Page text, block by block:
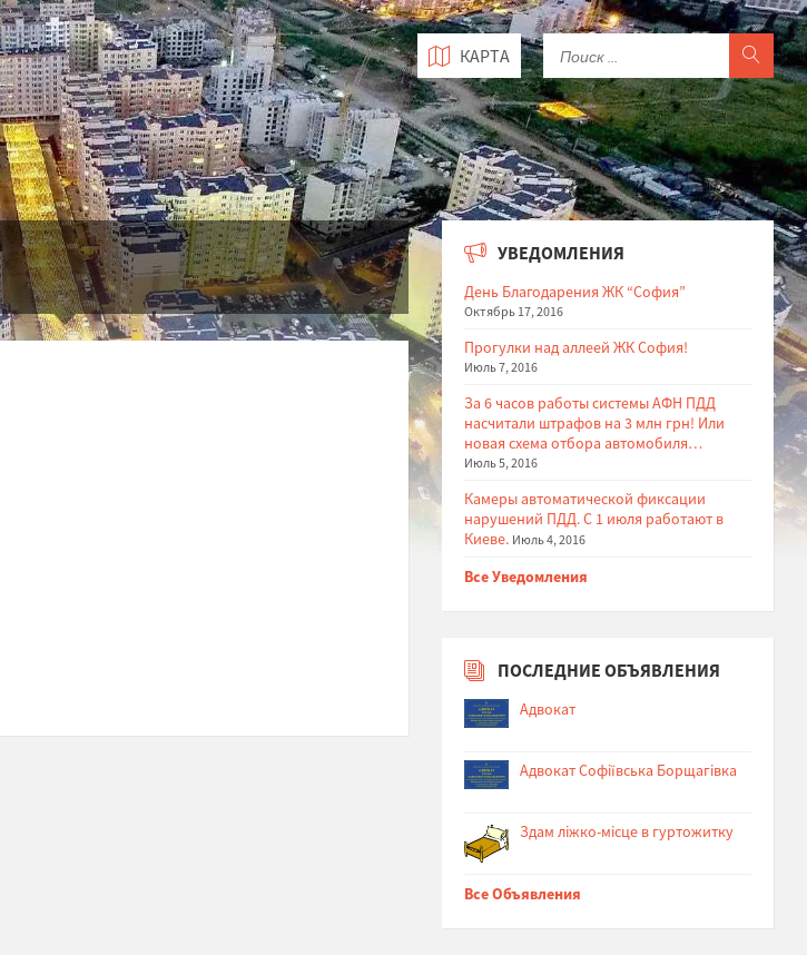
КАРТА
УВЕДОМЛЕНИЯ
День Благодарения ЖК “София”
Октябрь 17, 2016
Прогулки над аллеей ЖК София!
Июль 7, 2016
За 6 часов работы системы АФН ПДД
насчитали штрафов на 3 млн грн! Или
новая схема отбора автомобиля…
Июль 5, 2016
Камеры автоматической фиксации
нарушений ПДД. С 1 июля работают в
Киеве. Июль 4, 2016
Все Уведомления
ПОСЛЕДНИЕ ОБЪЯВЛЕНИЯ
Адвокат
Адвокат Софіївська Борщагівка
Здам ліжко-місце в гуртожитку
Все Объявления